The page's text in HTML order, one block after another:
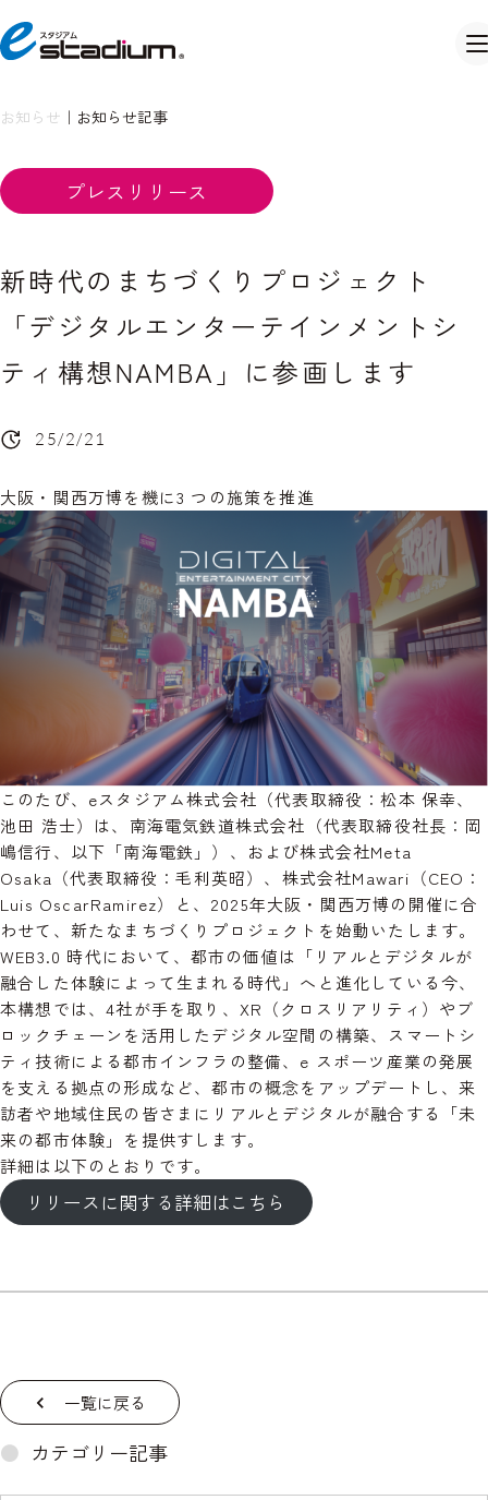
お知らせ ｜ お知らせ記事
プレスリリース
新時代のまちづくりプロジェクト
「デジタルエンターテインメントシ
ティ構想NAMBA」に参画します
25/2/21
大阪・関西万博を機に3 つの施策を推進
このたび、eスタジアム株式会社（代表取締役：松本 保幸、
池田 浩士）は、南海電気鉄道株式会社（代表取締役社長：岡
嶋信行、以下「南海電鉄」）、および株式会社Meta
Osaka（代表取締役：毛利英昭）、株式会社Mawari（CEO：
Luis OscarRamirez）と、2025年大阪・関西万博の開催に合
わせて、新たなまちづくりプロジェクトを始動いたします。
WEB3.0 時代において、都市の価値は「リアルとデジタルが
融合した体験によって生まれる時代」へと進化している今、
本構想では、4社が手を取り、XR（クロスリアリティ）やブ
ロックチェーンを活用したデジタル空間の構築、スマートシ
ティ技術による都市インフラの整備、e スポーツ産業の発展
を支える拠点の形成など、都市の概念をアップデートし、来
訪者や地域住民の皆さまにリアルとデジタルが融合する「未
来の都市体験」を提供すします。
詳細は以下のとおりです。
リリースに関する詳細はこちら
一覧に戻る
カテゴリー記事